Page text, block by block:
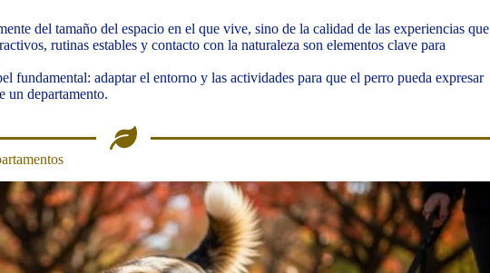
del tamaño del espacio en el que vive, sino de la calidad de las experiencias que
rutinas estables y contacto con la naturaleza son elementos clave para
fundamental: adaptar el entorno y las actividades para que el perro pueda expresar
un departamento.